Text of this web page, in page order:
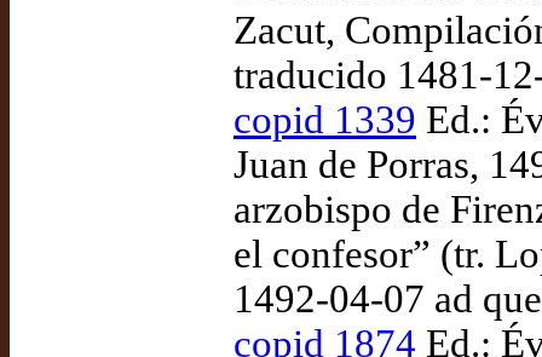
Zacut,
traducido 1481-
copid 1339 Ed.:
Juan de Porras,
arzobispo de
el confesor” (tr.
1492-04-07 ad
copid 1874 Ed.: